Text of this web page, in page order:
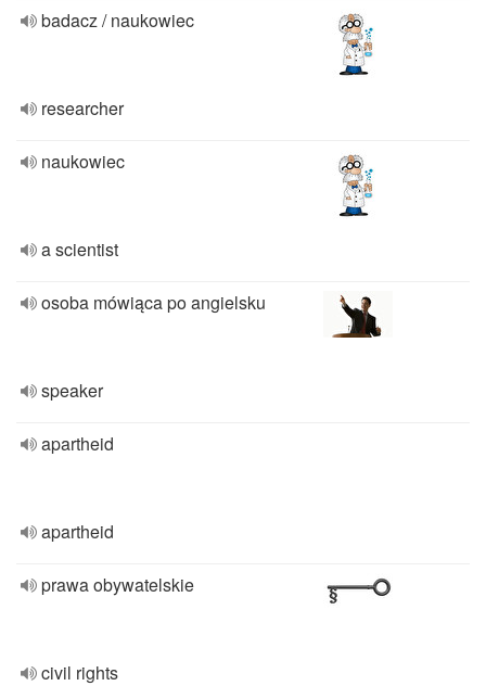
badacz / naukowiec
researcher
naukowiec
a scientist
osoba mówiąca po angielsku
speaker
apartheid
apartheid
prawa obywatelskie
civil rights